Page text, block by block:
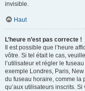
invisible.
Haut
L’heure n’est pas correcte !
Il est possible que l’heure
vôtre. Si tel était le cas,
l’utilisateur et régler le
exemple Londres, Paris,
du fuseau horaire, comme la
qu’aux utilisateurs inscrits. Si